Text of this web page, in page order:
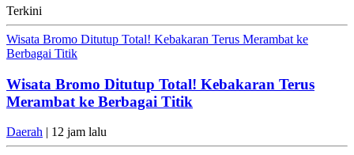
Terkini
Wisata Bromo Ditutup Total! Kebakaran Terus Merambat ke
Berbagai Titik
Wisata Bromo Ditutup Total! Kebakaran Terus
Merambat ke Berbagai Titik
Daerah | 12 jam lalu